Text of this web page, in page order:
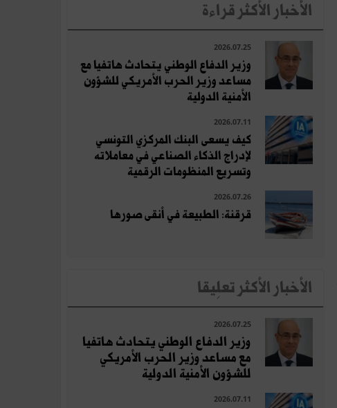
الأخبار الأكثر قراءة
2026.07.25
وزير الدفاع الوطني يتحادث هاتفيا مع
مساعد وزير الحرب الأمريكي للشؤون
الأمنية الدولية
2026.07.11
كيف يسعى البنك المركزي التونسي
لإدراج الذكاء الصناعي في معاملاته
وتسريع المنظومات الرقمية
2026.07.26
قرقنة: الطبيعة في أنقى صورها
الأخبار الأكثر تعلِيقا
2026.07.25
وزير الدفاع الوطني يتحادث هاتفيا
مع مساعد وزير الحرب الأمريكي
للشؤون الأمنية الدولية
2026.07.11